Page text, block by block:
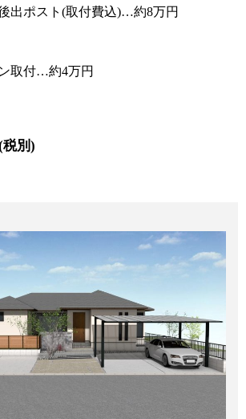
スト(取付費込)…約8万円
付…約4万円
別)